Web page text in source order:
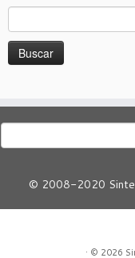
Buscar:
Buscar:
© 2008-2020
· © 2026